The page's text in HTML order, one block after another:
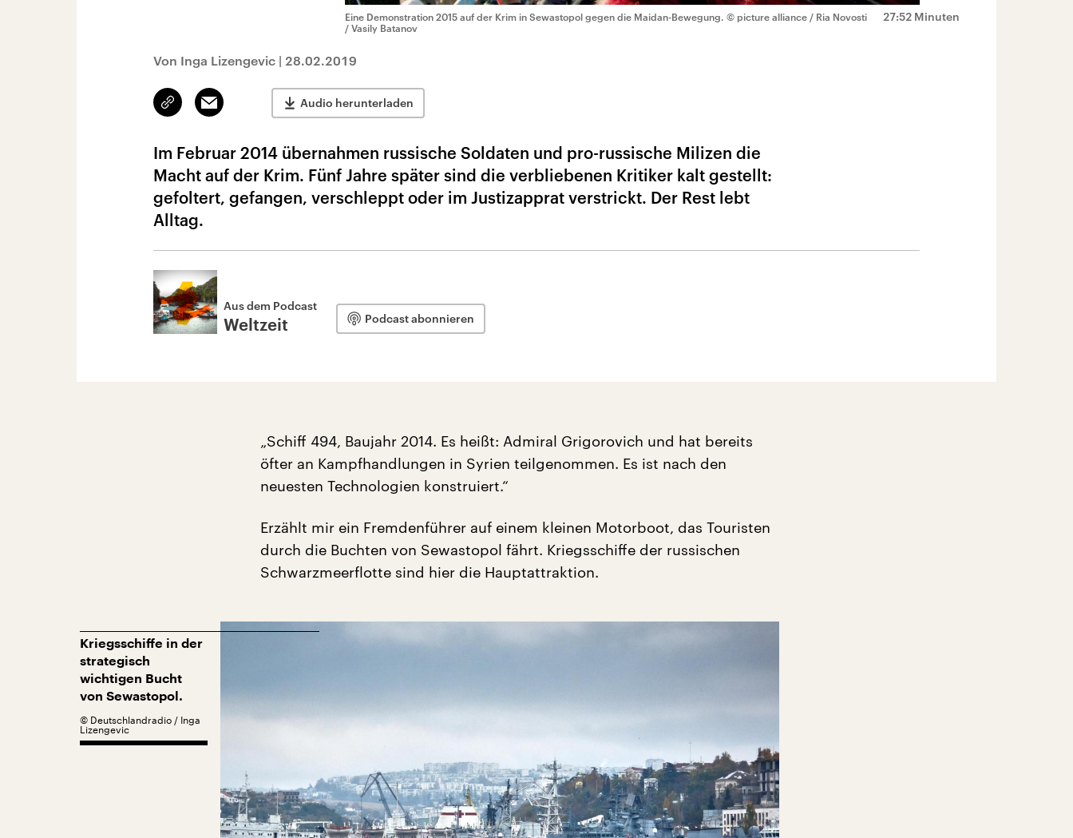
27:52 Minuten
Eine Demonstration 2015 auf der Krim in Sewastopol gegen die Maidan-Bewegung. © picture alliance / Ria Novosti
/ Vasily Batanov
Von Inga Lizengevic | 28.02.2019
Link
kopieren/teilen
Email Audio herunterladen
Im Februar 2014 übernahmen russische Soldaten und pro-russische Milizen die
Macht auf der Krim. Fünf Jahre später sind die verbliebenen Kritiker kalt gestellt:
gefoltert, gefangen, verschleppt oder im Justizapprat verstrickt. Der Rest lebt
Alltag.
Aus dem Podcast
Weltzeit Podcast abonnieren
„Schiff 494, Baujahr 2014. Es heißt: Admiral Grigorovich und hat bereits
öfter an Kampfhandlungen in Syrien teilgenommen. Es ist nach den
neuesten Technologien konstruiert.“
Erzählt mir ein Fremdenführer auf einem kleinen Motorboot, das Touristen
durch die Buchten von Sewastopol fährt. Kriegsschiffe der russischen
Schwarzmeerflotte sind hier die Hauptattraktion.
Kriegsschiffe in der
strategisch
wichtigen Bucht
von Sewastopol.
© Deutschlandradio / Inga
Lizengevic